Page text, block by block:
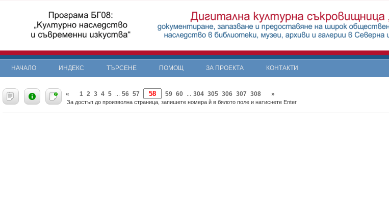
НАЧАЛО ИНДЕКС ТЪРСЕНЕ ПОМОЩ ЗА ПРОЕКТА КОНТАКТИ
« 1 2 3 4 5 56 57 59 60 304 305 306 307 308 »
За достъп до произволна страница, запишете номера й в бялото поле и натиснете Enter